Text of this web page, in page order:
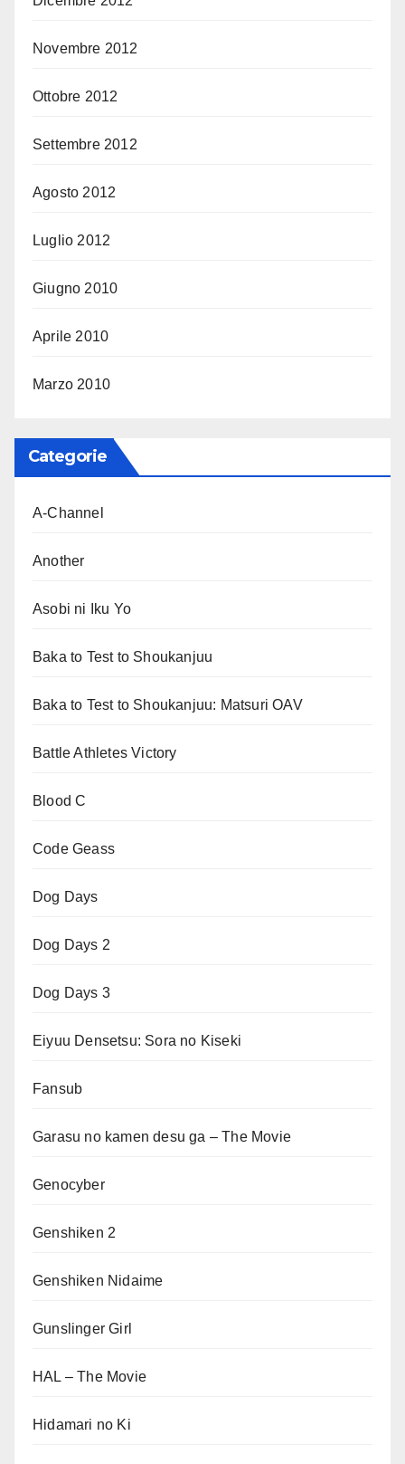
Novembre 2012
Ottobre 2012
Settembre 2012
Agosto 2012
Luglio 2012
Giugno 2010
Aprile 2010
Marzo 2010
Categorie
A-Channel
Another
Asobi ni Iku Yo
Baka to Test to Shoukanjuu
Baka to Test to Shoukanjuu: Matsuri OAV
Battle Athletes Victory
Blood C
Code Geass
Dog Days
Dog Days 2
Dog Days 3
Eiyuu Densetsu: Sora no Kiseki
Fansub
Garasu no kamen desu ga – The Movie
Genocyber
Genshiken 2
Genshiken Nidaime
Gunslinger Girl
HAL – The Movie
Hidamari no Ki